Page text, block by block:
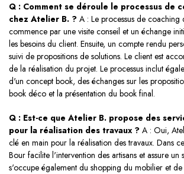
Q : Comment se déroule le processus de
chez Atelier B. ? A : Le processus de
commence par une visite conseil et un échange
les besoins du client. Ensuite, un compte rendu
suivi de propositions de solutions. Le client est
de la réalisation du projet. Le processus inclut
d'un concept book, des échanges sur les
book déco et la présentation du book final.
Q : Est-ce que Atelier B. propose des
pour la réalisation des travaux ? A : Oui,
clé en main pour la réalisation des travaux. Dans
Bour facilite l'intervention des artisans et assure un
s'occupe également du shopping du mobilier et de